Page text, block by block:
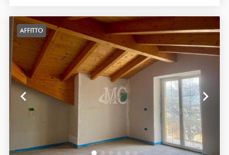
AFFITTO
keyboard_arrow_left keyboard_arrow_right